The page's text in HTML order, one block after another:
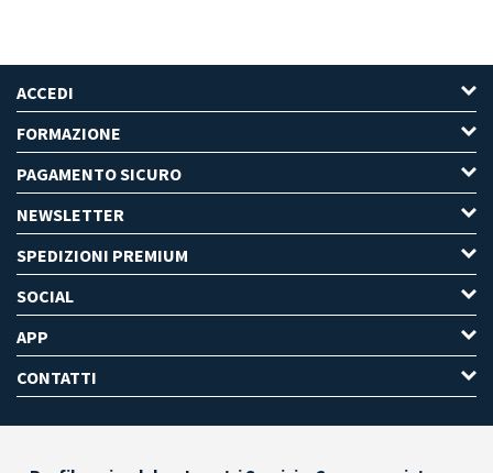
ACCEDI
FORMAZIONE
PAGAMENTO SICURO
NEWSLETTER
SPEDIZIONI PREMIUM
SOCIAL
APP
CONTATTI